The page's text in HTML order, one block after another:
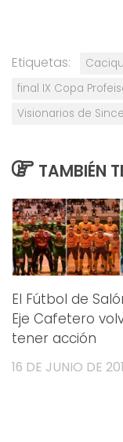
Etiquetas:
final IX Copa
Visionarios de
TAMBIÉN
El Fútbol de
Eje Cafetero
tener acción
16 DE JUNIO DE